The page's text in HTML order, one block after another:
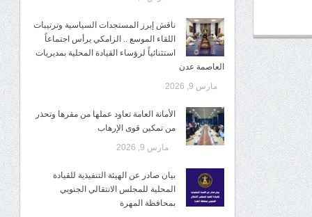
ناقش إبرز المستجدات السياسية وترتيبات
اللقاء الموسع .. الزامكي يرأس اجتماعاً
استثنائياً لرؤساء القيادة المحلية بمديريات
العاصمة عدن
مارس 9, 2026
الأمانة العامة تعاود عملها من مقرها وتحذر
من تمكين قوى الإرهاب
مارس 9, 2026
بيان صادر عن الهيئة التنفيذية للقيادة
المحلية للمجلس الانتقالي الجنوبي
بمحافظة المهرة